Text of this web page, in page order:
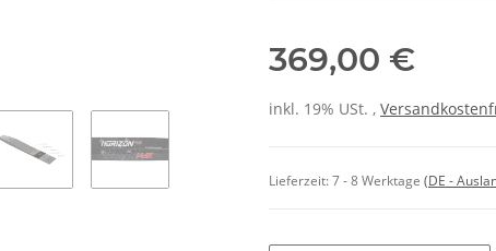
369,00 €
inkl. 19% USt. ,
Lieferzeit:7 - 8 Werktage (DE -